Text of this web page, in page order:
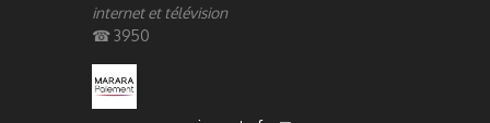
internet et télévision
☎ 3950